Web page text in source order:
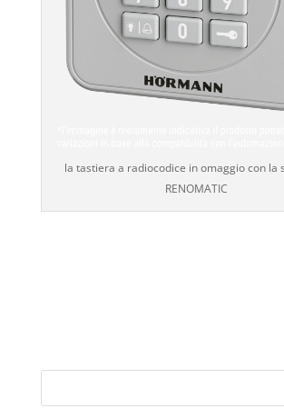
la tastiera a radiocodice in omaggio con la
RENOMATIC